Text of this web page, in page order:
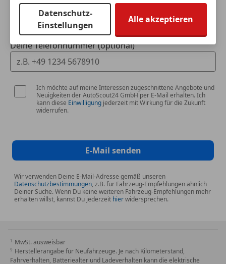
• Sportmodus (Fahrdynamikschalter)
• Sportauspuffanlage mit sportlichen Endrohren in
• Tempostat (Cruise Control)
• Servolenkung Plus
• Alarmanlage mit Innenraumüberwachung
• Radnabendeckel mit farbigem Porsche Wappen
• hochwertige Lederausstattung (Glattleder)
• Lenkradheizung inkl. Multifunktion
• Ablagenetz Beifahrerfußraum
• Raucherpaket
Besonderheiten
• sehr geringe Laufleistung
• vollständige Unterlagen vorhanden
Deine Telefonnummer (optional)
Ich möchte auf meine Interessen zugeschnittene Angebote und
Neuigkeiten der AutoScout24 GmbH per E-Mail erhalten. Ich
kann diese Einwilligung jederzeit mit Wirkung für die Zukunft
widerrufen.
E-Mail senden
Wir verwenden Deine E-Mail-Adresse gemäß unseren
Datenschutzbestimmungen, z.B. für Fahrzeug-Empfehlungen ähnlich
Deiner Suche. Wenn Du keine weiteren Fahrzeug-Empfehlungen mehr
erhalten willst, kannst Du jederzeit hierwidersprechen.
MwSt. ausweisbar
Herstellerangabe für Neufahrzeuge. Je nach Kilometerstand,
Fahrverhalten, Batteriealter und Ladeverhalten kann die elektrische
Datenschutz-
Einstellungen
Alle akzeptieren